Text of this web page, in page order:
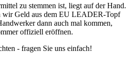
zu stem­men ist, liegt auf der Hand.
wir Geld aus dem EU LEADER-Topf
dann auch mal kom­men,
offiziell er­öff­nen.
- fragen Sie uns einfach!